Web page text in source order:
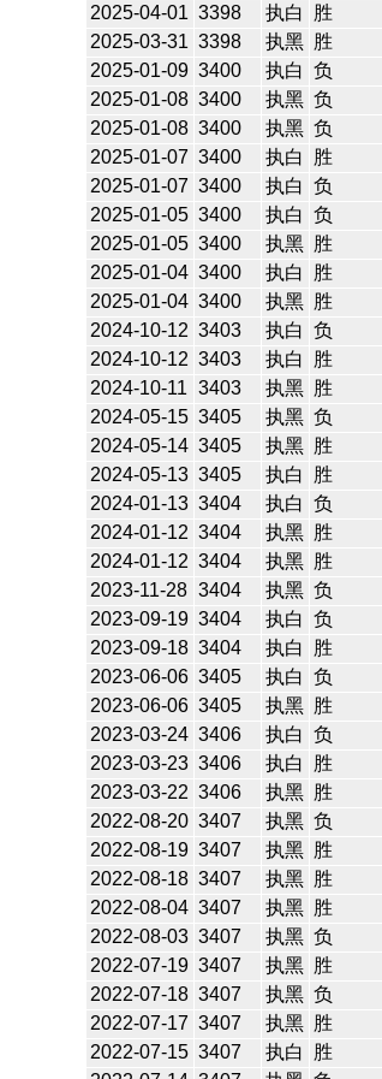
2025-04-01 3398 执白 胜
2025-03-31 3398 执黑 胜
2025-01-09 3400 执白 负
2025-01-08 3400 执黑 负
2025-01-08 3400 执黑 负
2025-01-07 3400 执白 胜
2025-01-07 3400 执白 负
2025-01-05 3400 执白 负
2025-01-05 3400 执黑 胜
2025-01-04 3400 执白 胜
2025-01-04 3400 执黑 胜
2024-10-12 3403 执白 负
2024-10-12 3403 执白 胜
2024-10-11 3403 执黑 胜
2024-05-15 3405 执黑 负
2024-05-14 3405 执黑 胜
2024-05-13 3405 执白 胜
2024-01-13 3404 执白 负
2024-01-12 3404 执黑 胜
2024-01-12 3404 执黑 胜
2023-11-28 3404 执黑 负
2023-09-19 3404 执白 负
2023-09-18 3404 执白 胜
2023-06-06 3405 执白 负
2023-06-06 3405 执黑 胜
2023-03-24 3406 执白 负
2023-03-23 3406 执白 胜
2023-03-22 3406 执黑 胜
2022-08-20 3407 执黑 负
2022-08-19 3407 执黑 胜
2022-08-18 3407 执黑 胜
2022-08-04 3407 执黑 胜
2022-08-03 3407 执黑 负
2022-07-19 3407 执黑 胜
2022-07-18 3407 执黑 负
2022-07-17 3407 执黑 胜
2022-07-15 3407 执白 胜